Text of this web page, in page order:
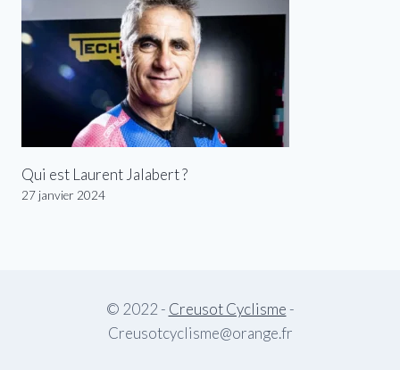
Qui est Laurent Jalabert ?
27 janvier 2024
© 2022 - Creusot Cyclisme -
Creusotcyclisme@orange.fr